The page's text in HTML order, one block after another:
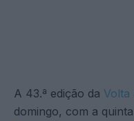
A 43.ª edição da Volta
domingo, com a